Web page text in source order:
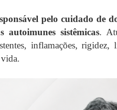
pelo cuidado de
autoimunes sistêmicas.
inflamações,